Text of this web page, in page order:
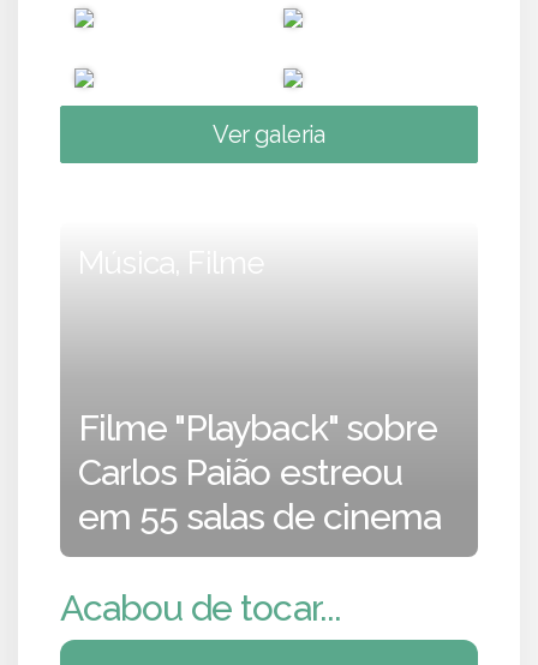
Ver galeria
Música, Filme
Filme "Playback" sobre
Carlos Paião estreou
em 55 salas de cinema
Acabou de tocar...